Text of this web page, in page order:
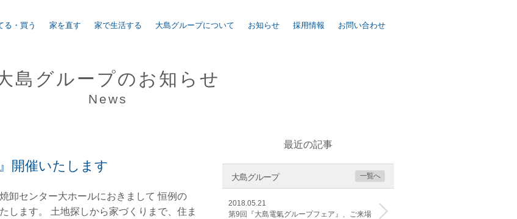
る・買う 家を直す 家で生活する 大島グループについて お知らせ 採用情報 お問い合わせ
島グループのお知らせ
News
開催いたします
卸センター大ホールにおきまして 恒例の
します。 土地探しから家づくりまで、住ま
最近の記事
大島グループ 一覧へ
2018.05.21
第9回『大島電氣グループフェア』、ご来場